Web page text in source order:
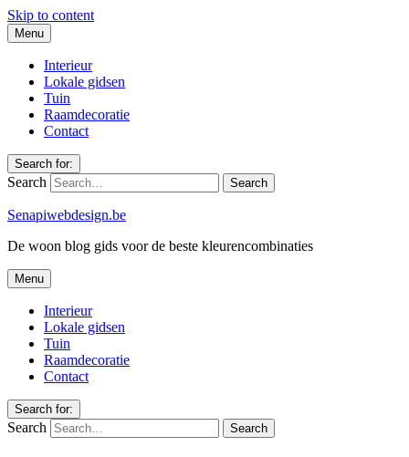
Skip to content
Menu
Interieur
Lokale gidsen
Tuin
Raamdecoratie
Contact
Search for:
Search
Senapiwebdesign.be
De woon blog gids voor de beste kleurencombinaties
Menu
Interieur
Lokale gidsen
Tuin
Raamdecoratie
Contact
Search for:
Search